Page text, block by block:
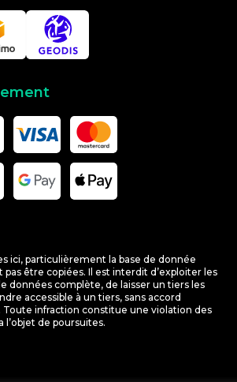
ici, particulièrement la base de donnée
être copiées. Il est interdit d’exploiter les
données complète, de laisser un tiers les
accessible à un tiers, sans accord
Toute infraction constitue une violation des
l’objet de poursuites.